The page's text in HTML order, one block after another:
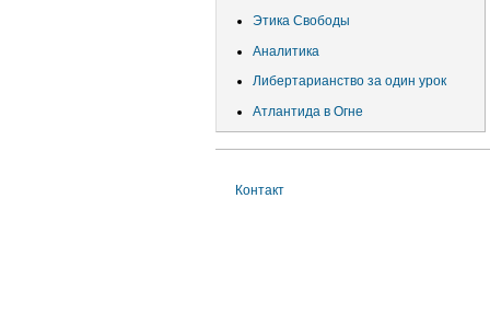
Этика Свободы
Аналитика
Либертарианство за один урок
Атлантида в Огне
Контакт